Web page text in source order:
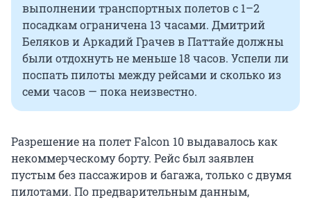
выполнении транспортных полетов с 1–2
посадкам ограничена 13 часами. Дмитрий
Беляков и Аркадий Грачев в Паттайе должны
были отдохнуть не меньше 18 часов. Успели ли
поспать пилоты между рейсами и сколько из
семи часов — пока неизвестно.
Разрешение на полет Falcon 10 выдавалось как
некоммерческому борту. Рейс был заявлен
пустым без пассажиров и багажа, только с двумя
пилотами. По предварительным данным,